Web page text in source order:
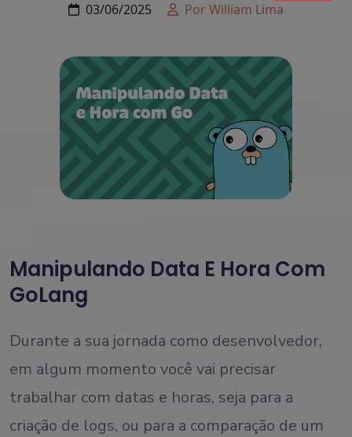
03/06/2025 Por William Lima
Manipulando Data E Hora Com
GoLang
Durante a sua jornada como desenvolvedor,
em algum momento você vai precisar
trabalhar com datas e horas, seja para a
criação de logs, ou para a comparação de um